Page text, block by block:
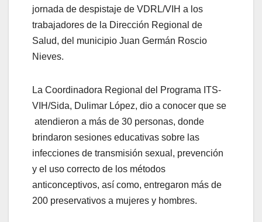
jornada de despistaje de VDRL/VIH a los
trabajadores de la Dirección Regional de
Salud, del municipio Juan Germán Roscio
Nieves.
La Coordinadora Regional del Programa ITS-
VIH/Sida, Dulimar López, dio a conocer que se
atendieron a más de 30 personas, donde
brindaron sesiones educativas sobre las
infecciones de transmisión sexual, prevención
y el uso correcto de los métodos
anticonceptivos, así como, entregaron más de
200 preservativos a mujeres y hombres.